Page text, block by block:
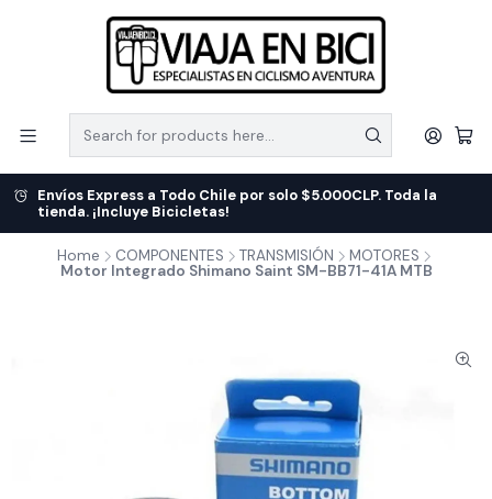
Envíos Express a Todo Chile por solo $5.000CLP. Toda la
tienda. ¡Incluye Bicicletas!
Home COMPONENTES TRANSMISIÓN
MOTORES
Motor Integrado Shimano Saint SM-BB71-41A MTB